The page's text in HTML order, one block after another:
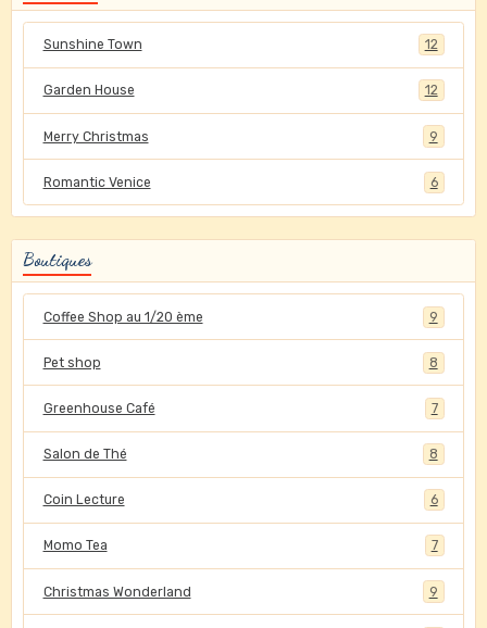
Sunshine Town 12
Garden House 12
Merry Christmas 9
Romantic Venice 6
Boutiques
Coffee Shop au 1/20 ème 9
Pet shop 8
Greenhouse Café 7
Salon de Thé 8
Coin Lecture 6
Momo Tea 7
Christmas Wonderland 9